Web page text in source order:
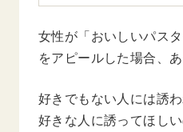
女性が「おいしいパス
をアピールした場合、
好きでもない人には誘
好きな人に誘ってほし